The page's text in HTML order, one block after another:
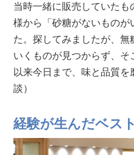
当時一緒に販売していた
様から「砂糖がないものが
た。探してみましたが、
いくものが見つからず、そ
以来今日まで、味と品質
談）
経験が生んだベス